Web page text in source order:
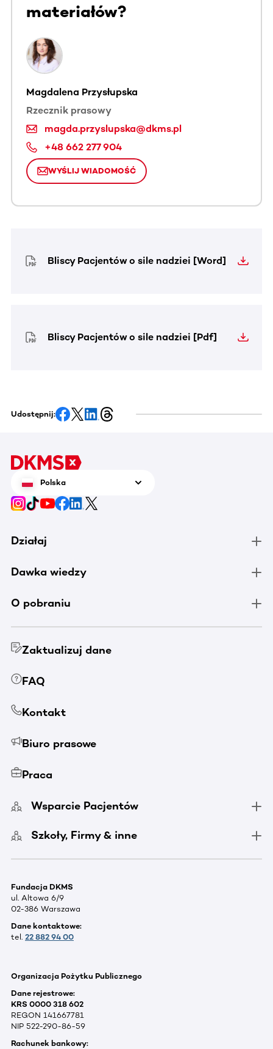
materiałów?
Magdalena Przysłupska
Rzecznik prasowy
magda.przyslupska@dkms.pl
+48 662 277 904
WYŚLIJ WIADOMOŚĆ
Bliscy Pacjentów o sile nadziei [Word]
Bliscy Pacjentów o sile nadziei [Pdf]
Udostępnij:
Polska
Działaj
Dawka wiedzy
O pobraniu
Zaktualizuj dane
FAQ
Kontakt
Biuro prasowe
Praca
Wsparcie Pacjentów
Szkoły, Firmy & inne
Fundacja DKMS
ul. Altowa 6/9
02-386 Warszawa
Dane kontaktowe:
tel. 22 882 94 00
Organizacja Pożytku Publicznego
Dane rejestrowe:
KRS 0000 318 602
REGON 141667781
NIP 522-290-86-59
Rachunek bankowy: